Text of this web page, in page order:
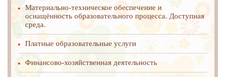
Материально-техническое обеспечение и
оснащённость образовательного процесса. Доступная
среда.
Платные образовательные услуги
Финансово-хозяйственная деятельность